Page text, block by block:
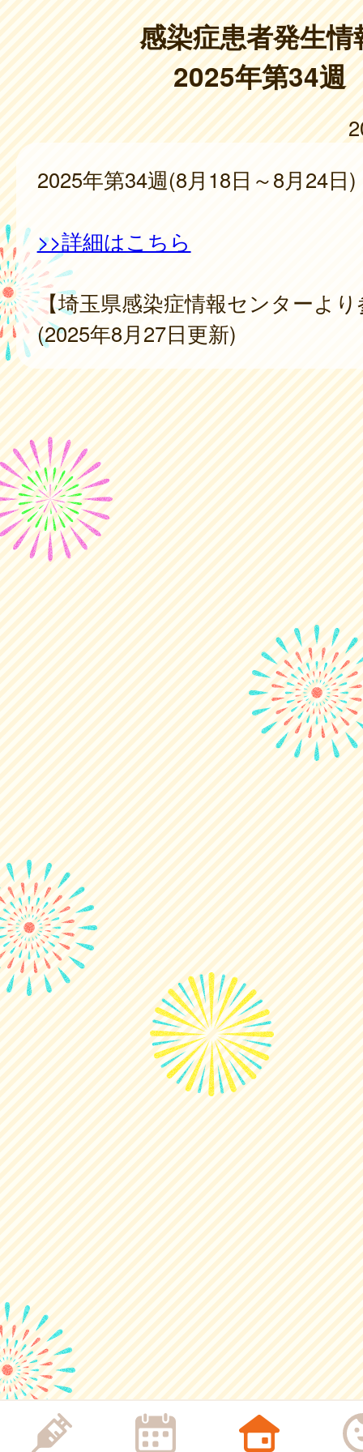
感染症患者発生情
2025年第34週
2025年第34週(8月18日～8月24日)
>>詳細はこちら
【埼玉県感染症情報センターより
(2025年8月27日更新)